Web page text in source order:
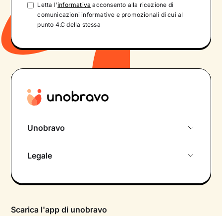
Letta l'informativa acconsento alla ricezione di
comunicazioni informative e promozionali di cui al
punto 4.C della stessa
Unobravo
Psicologo in chat
Legale
Termini e condizioni
Scarica l'app di unobravo